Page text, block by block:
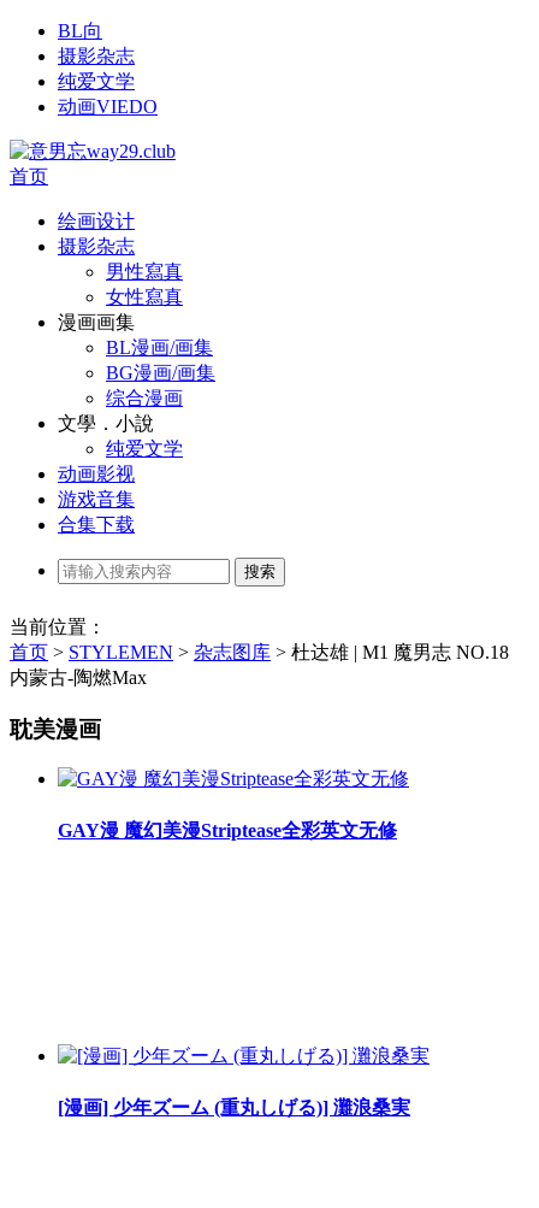
BL向
摄影杂志
纯爱文学
动画VIEDO
首页
绘画设计
摄影杂志
男性寫真
女性寫真
漫画画集
BL漫画/画集
BG漫画/画集
综合漫画
文學．小說
纯爱文学
动画影视
游戏音集
合集下载
当前位置：
首页 > STYLEMEN > 杂志图库 > 杜达雄 | M1 魔男志 NO.18
内蒙古-陶燃Max
耽美漫画
GAY漫 魔幻美漫Striptease全彩英文无修
[漫画] 少年ズーム (重丸しげる)] 灘浪桑実